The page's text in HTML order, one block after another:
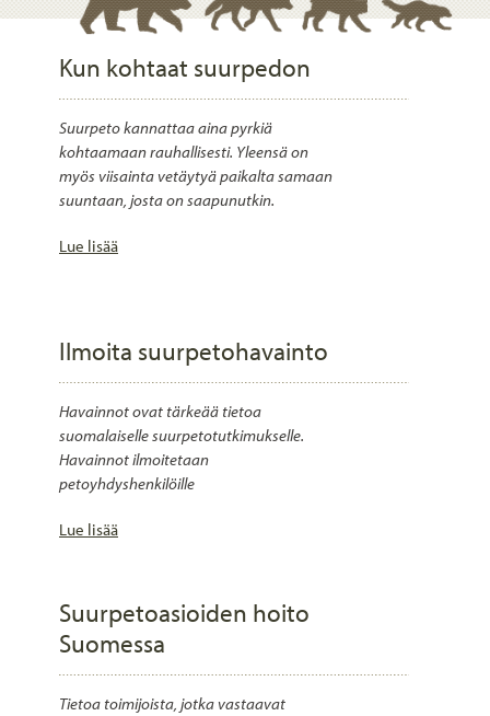
Kun kohtaat suurpedon
Suurpeto kannattaa aina pyrkiä
kohtaamaan rauhallisesti. Yleensä on
myös viisainta vetäytyä paikalta samaan
suuntaan, josta on saapunutkin.
Lue lisää
Ilmoita suurpetohavainto
Havainnot ovat tärkeää tietoa
suomalaiselle suurpetotutkimukselle.
Havainnot ilmoitetaan
petoyhdyshenkilöille
Lue lisää
Suurpetoasioiden hoito
Suomessa
Tietoa toimijoista, jotka vastaavat